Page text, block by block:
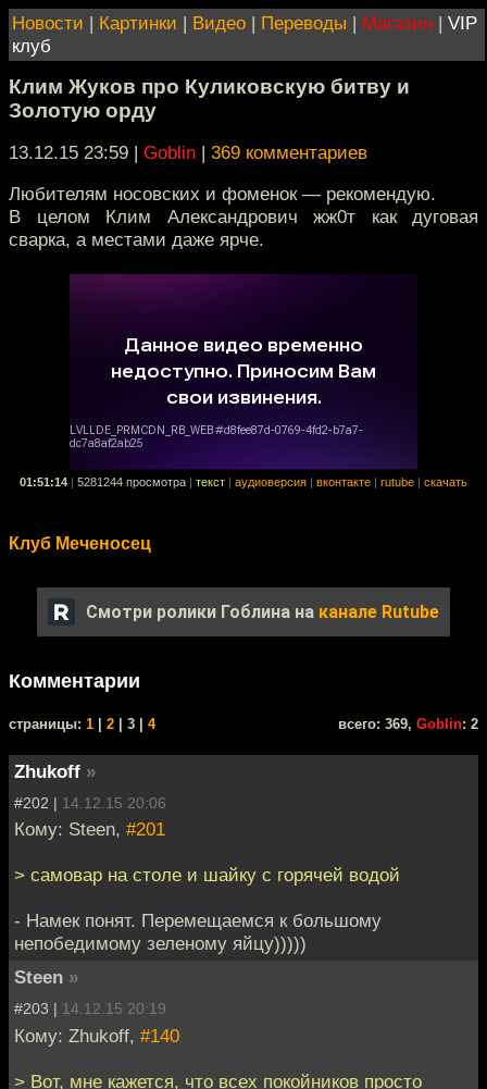
Новости | Картинки | Видео | Переводы | Магазин | VIP
клуб
Клим Жуков про Куликовскую битву и
Золотую орду
13.12.15 23:59 | Goblin | 369 комментариев
Любителям носовских и фоменок — рекомендую.
В целом Клим Александрович жж0т как дуговая
сварка, а местами даже ярче.
01:51:14 5281244 просмотра текст аудиоверсия вконтакте rutube скачать
Клуб Меченосец
Смотри ролики Гоблина на канале Rutube
Комментарии
cтраницы: 1 2 | 3 | 4 всего: 369, Goblin: 2
Zhukoff »
#202 | 14.12.15 20:06
Кому: Steen, #201
> самовар на столе и шайку с горячей водой
- Намек понят. Перемещаемся к большому
непобедимому зеленому яйцу)))))
Steen »
#203 | 14.12.15 20:19
Кому: Zhukoff, #140
> Вот, мне кажется, что всех покойников просто